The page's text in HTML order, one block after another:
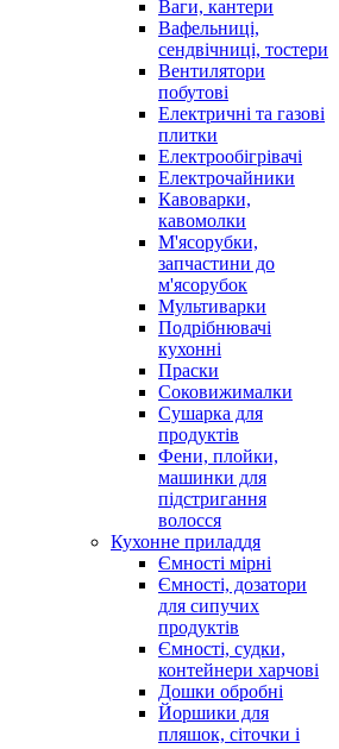
Ваги, кантери
Вафельниці,
сендвічниці, тостери
Вентилятори
побутові
Електричні та газові
плитки
Електрообігрівачі
Електрочайники
Кавоварки,
кавомолки
М'ясорубки,
запчастини до
м'ясорубок
Мультиварки
Подрібнювачі
кухонні
Праски
Соковижималки
Сушарка для
продуктів
Фени, плойки,
машинки для
підстригання
волосся
Кухонне приладдя
Ємності мірні
Ємності, дозатори
для сипучих
продуктів
Ємності, судки,
контейнери харчові
Дошки обробні
Йоршики для
пляшок, сіточки і